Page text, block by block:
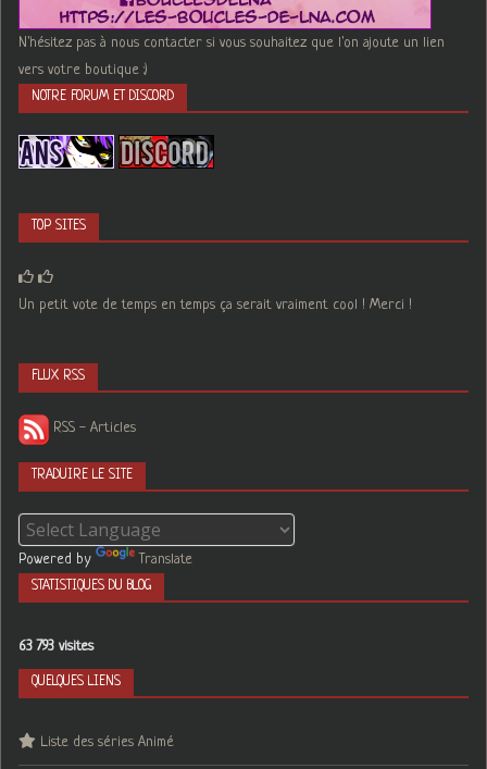
N'hésitez pas à nous contacter si vous souhaitez que l'on ajoute un lien
vers votre boutique :)
NOTRE FORUM ET DISCORD
TOP SITES
Un petit vote de temps en temps ça serait vraiment cool ! Merci !
FLUX RSS
RSS - Articles
TRADUIRE LE SITE
Powered by Translate
STATISTIQUES DU BLOG
63 793 visites
QUELQUES LIENS
Liste des séries Animé